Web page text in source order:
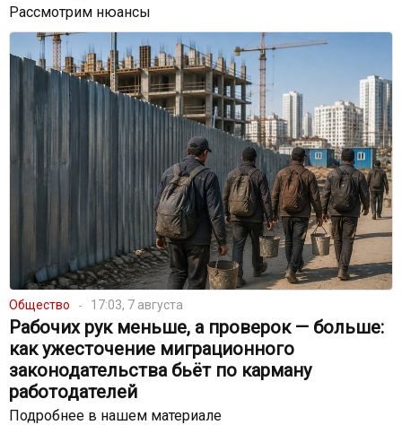
Рассмотрим нюансы
Общество 17:03, 7 августа
Рабочих рук меньше, а проверок — больше:
как ужесточение миграционного
законодательства бьёт по карману
работодателей
Подробнее в нашем материале